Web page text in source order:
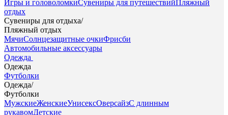
Игры и головоломкиСувениры для путешествийПляжный
отдых
Сувениры для отдыха/
Пляжный отдых
МячиСолнцезащитные очкиФрисби
Автомобильные аксессуары
Одежда
Одежда
Футболки
Одежда/
Футболки
МужскиеЖенскиеУнисексОверсайзС длинным
рукавомДетские